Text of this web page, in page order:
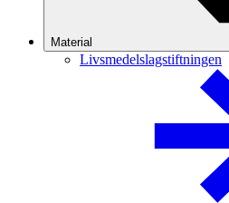
Material
Livsmedelslagstiftningen